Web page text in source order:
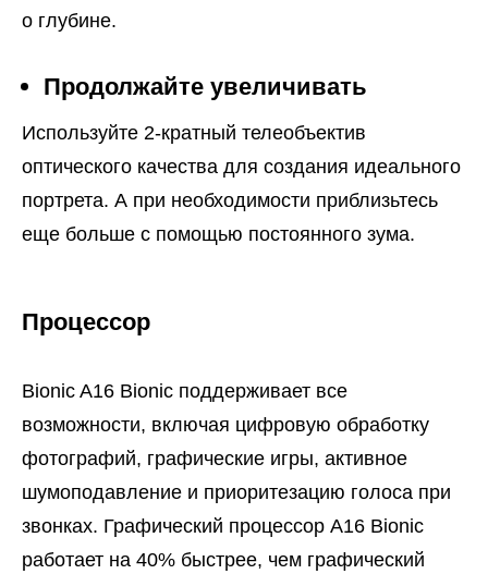
о глубине.
Продолжайте увеличивать
Используйте 2-кратный телеобъектив
оптического качества для создания идеального
портрета. А при необходимости приблизьтесь
еще больше с помощью постоянного зума.
Процессор
Bionic A16 Bionic поддерживает все
возможности, включая цифровую обработку
фотографий, графические игры, активное
шумоподавление и приоритезацию голоса при
звонках. Графический процессор A16 Bionic
работает на 40% быстрее, чем графический